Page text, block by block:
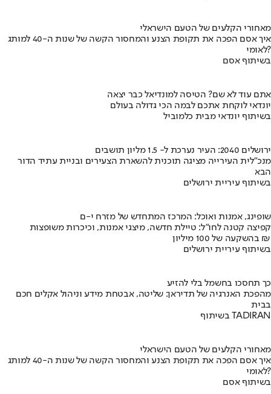
מאחורי הקלעים של הטעם הישראלי
איך אסם הפכה את תקופת הצנע והמחסור הקשה של שנות ה-40 למותג
לאומי?
בשיתוף אסם
אתם עוד לא שם? הטיסה למונדיאל כבר יצאה
יונדאי לוקחת אתכם לבמה הכי גדולה בעולם
בשיתוף יונדאי מבית כלמוביל
ירושלים 2040: העיר נערכת ל- 1.5 מליון תושבים
מנכ"לית העירייה מציגה תוכנית להשארת הצעירים ובניית עתיד הדור
הבא
בשיתוף עיריית ירושלים
שופינג, אמנות ואוכל: המרכז המתחדש של מזרח י-ם
קפיצה קטנה לחו"ל: טיילת חדשה, מיצגי אמנות, וכיכרות משופצות
בהשקעה של 100 מיליון ₪
בשיתוף עיריית ירושלים
כך תחסכו בחשמל בלי להזיע
מהפכת האנרגיה של תדיראן: שליטה, אבטחת מידע וניהול אקלים חכם
בבית
בשיתוף TADIRAN
מאחורי הקלעים של הטעם הישראלי
איך אסם הפכה את תקופת הצנע והמחסור הקשה של שנות ה-40 למותג
לאומי?
בשיתוף אסם